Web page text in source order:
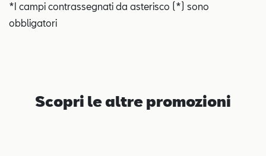
*I campi contrassegnati da asterisco (*) sono
obbligatori
Scopri le altre promozioni